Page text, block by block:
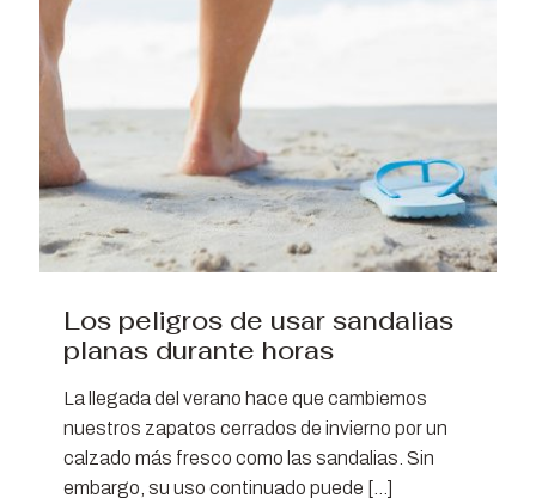
Los peligros de usar sandalias
planas durante horas
La llegada del verano hace que cambiemos
nuestros zapatos cerrados de invierno por un
calzado más fresco como las sandalias. Sin
embargo, su uso continuado puede […]